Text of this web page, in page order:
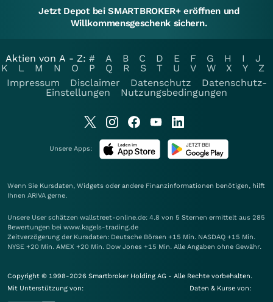
Jetzt Depot bei SMARTBROKER+ eröffnen und
Willkommensgeschenk sichern.
Aktien von A - Z: # A B C D E F G H I
J
K
L M N O P Q R S T U V W X Y
Z
Impressum
Disclaimer Datenschutz
Datenschutz-
Einstellungen
Nutzungsbedingungen
Unsere Apps:
Wenn Sie Kursdaten, Widgets oder andere Finanzinformationen benötigen, hilft
Ihnen ARIVA gerne.
Unsere User schätzen wallstreet-online.de: 4.8 von 5 Sternen ermittelt aus 285
Bewertungen bei www.kagels-trading.de
Zeitverzögerung der Kursdaten: Deutsche Börsen +15 Min. NASDAQ +15 Min.
NYSE +20 Min. AMEX +20 Min. Dow Jones +15 Min. Alle Angaben ohne Gewähr.
Copyright © 1998-2026 Smartbroker Holding AG - Alle Rechte vorbehalten.
Mit Unterstützung von:
Daten & Kurse von: